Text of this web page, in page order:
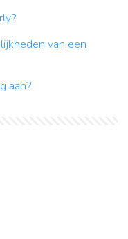
van een
aan?